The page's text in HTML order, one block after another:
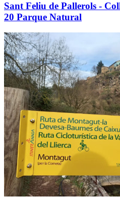
Sant Feliu de Pallerols -
20 Parque Natural